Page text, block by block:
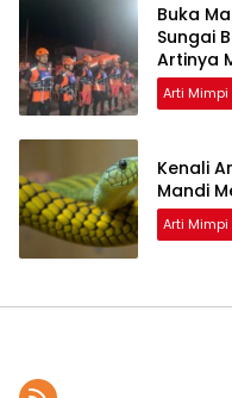
Buka
Sungai
Artinya
Arti Mimpi
Kenali
Mandi
Arti Mimpi